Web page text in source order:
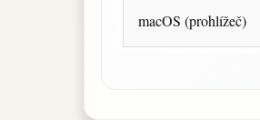
macOS (prohlížeč)